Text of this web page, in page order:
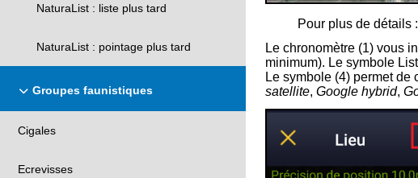
NaturaList : liste plus tard
NaturaList : pointage plus tard
Groupes faunistiques
Cigales
Ecrevisses
Pour plus de détails :
Le chronomètre (1) vous
minimum). Le symbole
Le symbole (4) permet de
satellite, Google hybrid,